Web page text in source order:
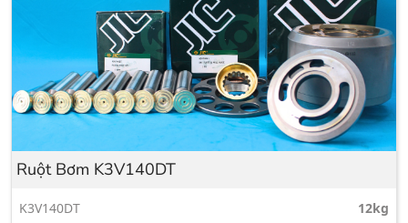
Ruột Bơm K3V140DT
K3V140DT
12kg